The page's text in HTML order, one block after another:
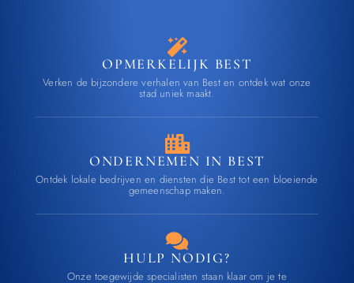
OPMERKELIJK BEST
Verken de bijzondere verhalen van Best en ontdek wat onze
stad uniek maakt.
ONDERNEMEN IN BEST
Ontdek lokale bedrijven en diensten die Best tot een bloeiende
gemeenschap maken.
HULP NODIG?
Onze toegewijde specialisten staan klaar om je te